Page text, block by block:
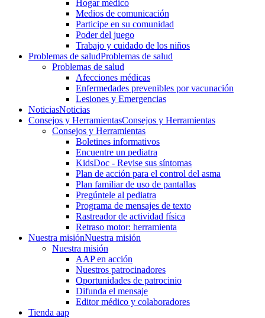
Hogar médico
Medios de comunicación
Participe en su comunidad
Poder del juego
Trabajo y cuidado de los niños
Problemas de saludProblemas de salud
Problemas de salud
Afecciones médicas
Enfermedades prevenibles por vacunación
Lesiones y Emergencias
NoticiasNoticias
Consejos y HerramientasConsejos y Herramientas
Consejos y Herramientas
Boletines informativos
Encuentre un pediatra
KidsDoc - Revise sus síntomas
Plan de acción para el control del asma
Plan familiar de uso de pantallas
Pregúntele al pediatra
Programa de mensajes de texto
Rastre​​ador de activida​d física
Retraso motor: herramienta
Nuestra misiónNuestra misión
Nuestra misión
AAP en acción
Nuestros patrocinadores
Oportunidades de patrocinio
Difunda el mensaje
Editor médico y colaboradores
Tienda aap